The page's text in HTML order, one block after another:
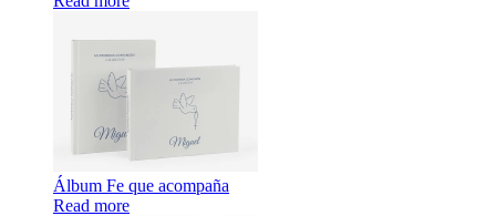
Álbum Fe que acompaña
Read more